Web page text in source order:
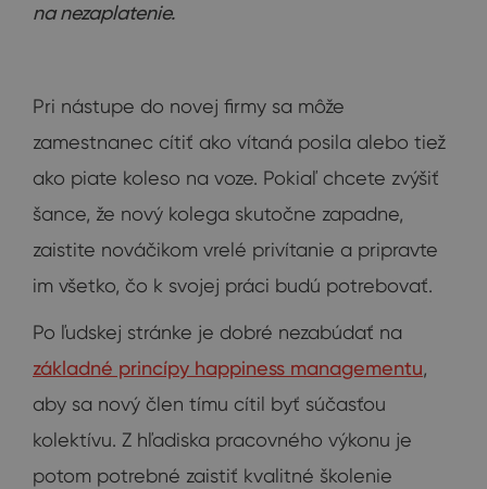
na nezaplatenie.
Pri nástupe do novej firmy sa môže
zamestnanec cítiť ako vítaná posila alebo tiež
ako piate koleso na voze. Pokiaľ chcete zvýšiť
šance, že nový kolega skutočne zapadne,
zaistite nováčikom vrelé privítanie a pripravte
im všetko, čo k svojej práci budú potrebovať.
Po ľudskej stránke je dobré nezabúdať na
základné princípy happiness managementu,
aby sa nový člen tímu cítil byť súčasťou
kolektívu. Z hľadiska pracovného výkonu je
potom potrebné zaistiť kvalitné školenie